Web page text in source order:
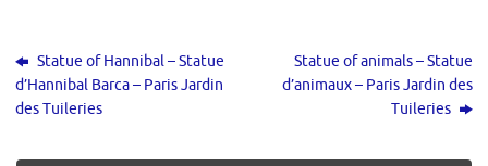
Statue of Hannibal – Statue
d’Hannibal Barca – Paris Jardin
des Tuileries
Statue of animals – Statue
d’animaux – Paris Jardin des
Tuileries